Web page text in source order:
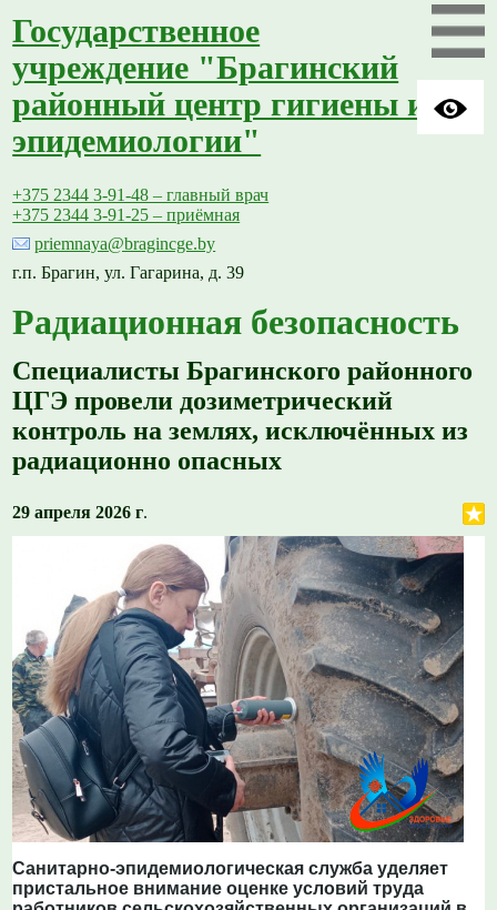
Государственное
учреждение "Брагинский
районный центр гигиены и
эпидемиологии"
+375 2344 3-91-48 – главный врач
+375 2344 3-91-25 – приёмная
priemnaya@bragincge.by
г.п. Брагин, ул. Гагарина, д. 39
Радиационная безопасность
Специалисты Брагинского районного
ЦГЭ провели дозиметрический
контроль на землях, исключённых из
радиационно опасных
29 апреля 2026 г.
Санитарно-эпидемиологическая служба уделяет
пристальное внимание оценке условий труда